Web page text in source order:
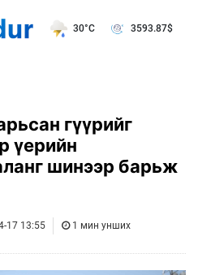
30°C 3593.87$
гүүрийг
үерийн
шинээр барьж
17 13:55 1 мин унших